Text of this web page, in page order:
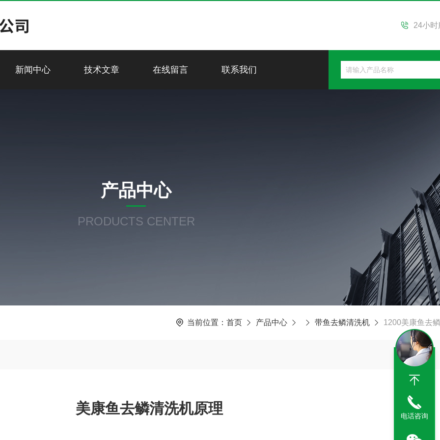
24小
新闻中心 技术文章 在线留言 联系我们
产品中心
PRODUCTS CENTER
当前位置： 首页 产品中心 带鱼去鳞清洗机 1200美康鱼去
美康鱼去鳞清洗机原理 电话咨询